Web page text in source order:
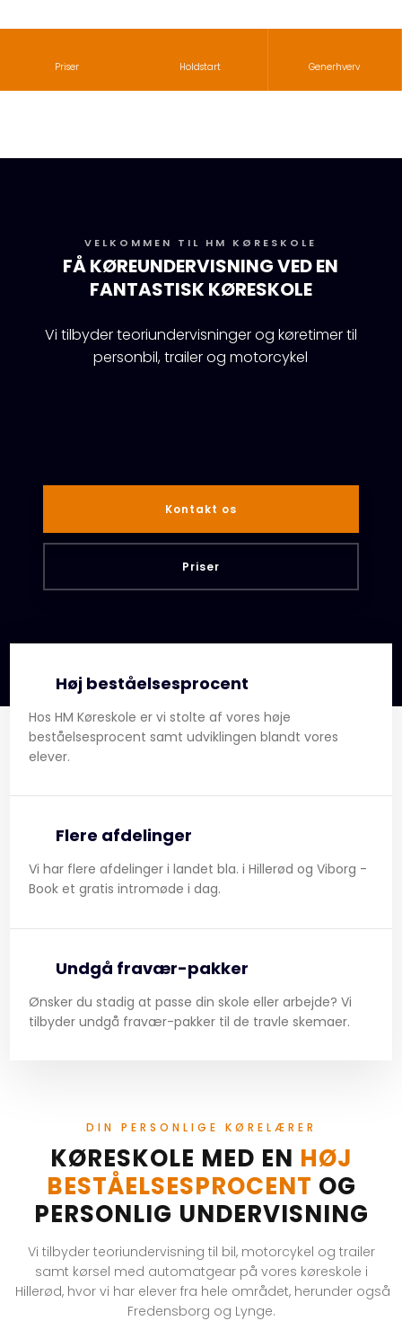
​VELKOMMEN TIL HM KØRESKOLE
FÅ KØ​REUNDERVISNING ​VED EN
FANTASTISK KØRESKOLE
Vi tilbyder teoriundervisninger og køretimer til
personbil, trailer og motorcykel
Kontakt os​
Priser
Høj beståelsesprocent
Hos HM Køreskole er vi stolte af vores høje
beståelsesprocent samt udviklingen blandt vores
elever.
Flere afdelinger
Vi har flere afdelinger i landet bla. i Hillerød og Viborg -
Book et gratis intromøde i dag.
Undgå fravær-pakker
​​Ønsker du stadig at passe din skole eller arbejde? Vi
tilbyder undgå fravær-pakker til de travle skemaer.
DIN PERSONLIGE KØRELÆRER
​KØRESKOLE MED EN HØJ
BESTÅELSESPROCENT OG
PERSONLIG UNDERVISNING
Vi tilbyder teoriundervisning til bil, motorcykel og trailer
samt kørsel med automatgear på vores køreskole i
Hillerød, hvor vi har elever fra hele området, herunder også
Fredensborg og Lynge.
Priser Holdstart Generhverv